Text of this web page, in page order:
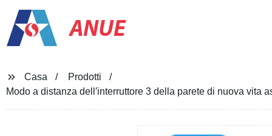
ANUE
Casa
Prodotti
Modo a distanza dell′interruttore 3 della parete di nuova vita